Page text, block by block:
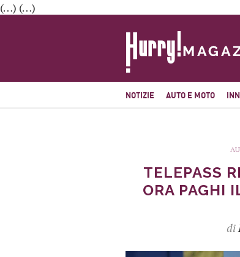
(…) (…)
NOTIZIE AUTO E MOTO
TELEPASS
ORA PAGHI
di